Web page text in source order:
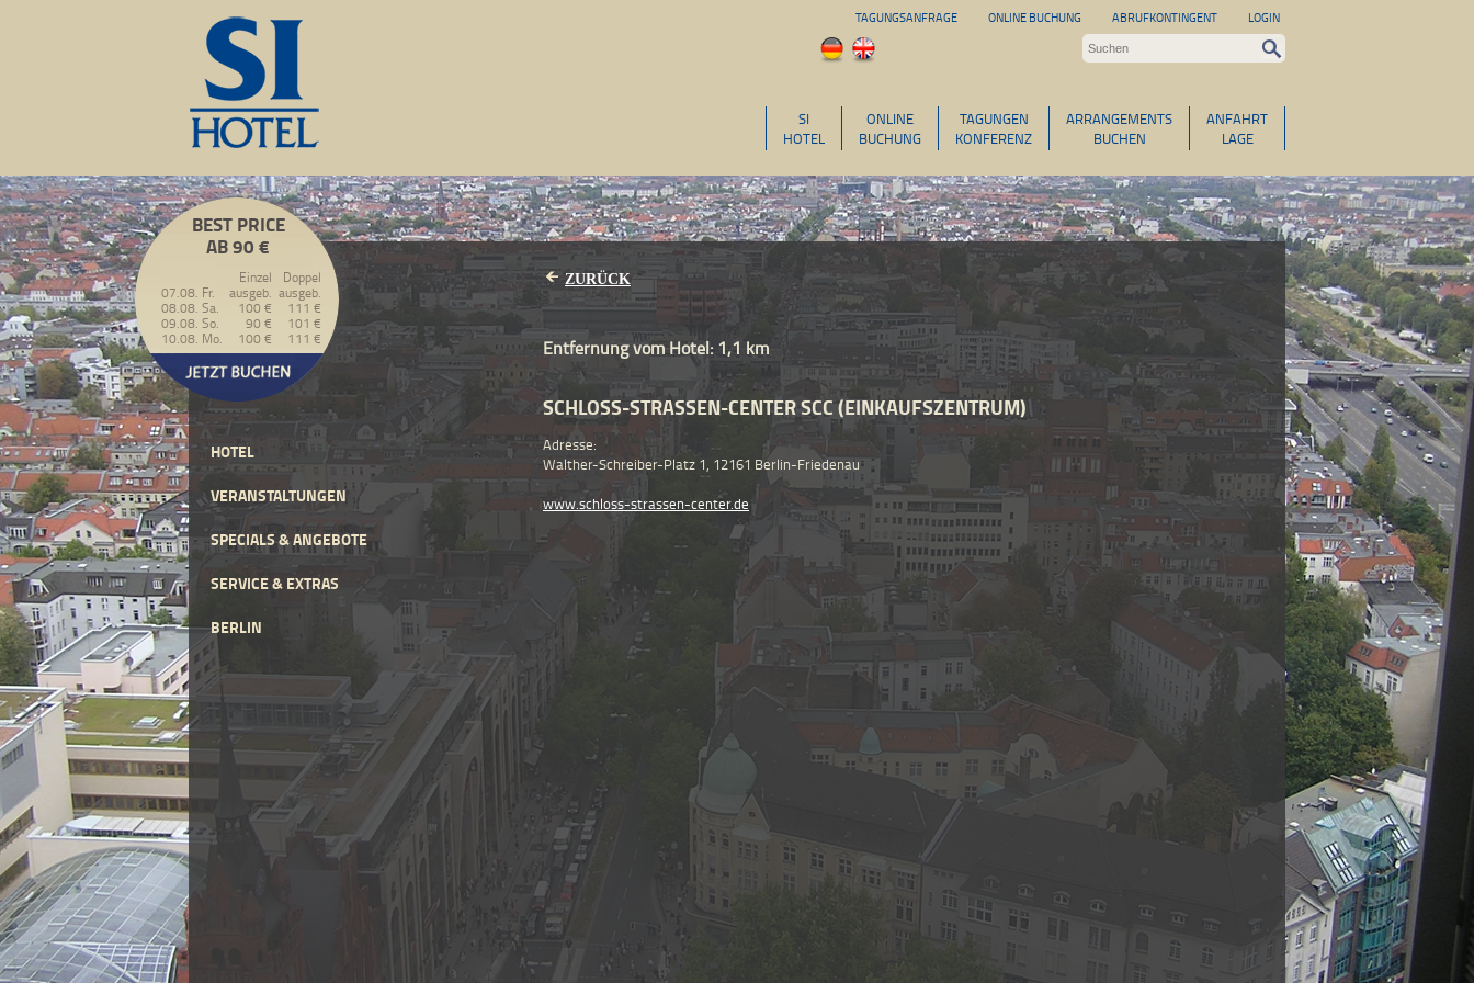
TAGUNGSANFRAGE ONLINE BUCHUNG ABRUFKONTINGENT LOGIN
ANFAHRT
LAGE
ARRANGEMENTS
BUCHEN
TAGUNGEN
KONFERENZ
ONLINE
BUCHUNG
SI
HOTEL
BEST PRICE
AB 90 €
Einzel
Doppel
07.08. Fr.
ausgeb. ausgeb.
08.08. Sa.
100 €
111 €
09.08. So.
90 €
101 €
10.08. Mo.
100 € 111 €
HOTEL
VERANSTALTUNGEN
SPECIALS & ANGEBOTE
SERVICE & EXTRAS
BERLIN
ZURÜCK
Entfernung vom Hotel: 1,1 km
SCHLOSS-STRASSEN-CENTER SCC (EINKAUFSZENTRUM)
Adresse:
Walther-Schreiber-Platz 1, 12161 Berlin-Friedenau
www.schloss-strassen-center.de